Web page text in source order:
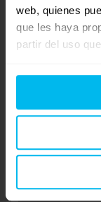
web, quienes
que les haya
partir del uso
viscoelástica con
Incorpora 3
total
http://
abril 4, 2012 a